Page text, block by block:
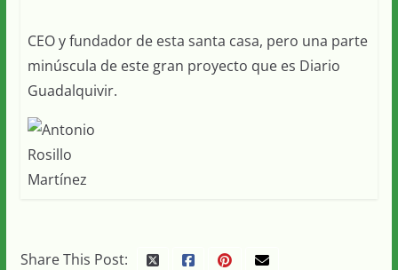
CEO y fundador de esta santa casa, pero una parte
minúscula de este gran proyecto que es Diario
Guadalquivir.
Share This Post: